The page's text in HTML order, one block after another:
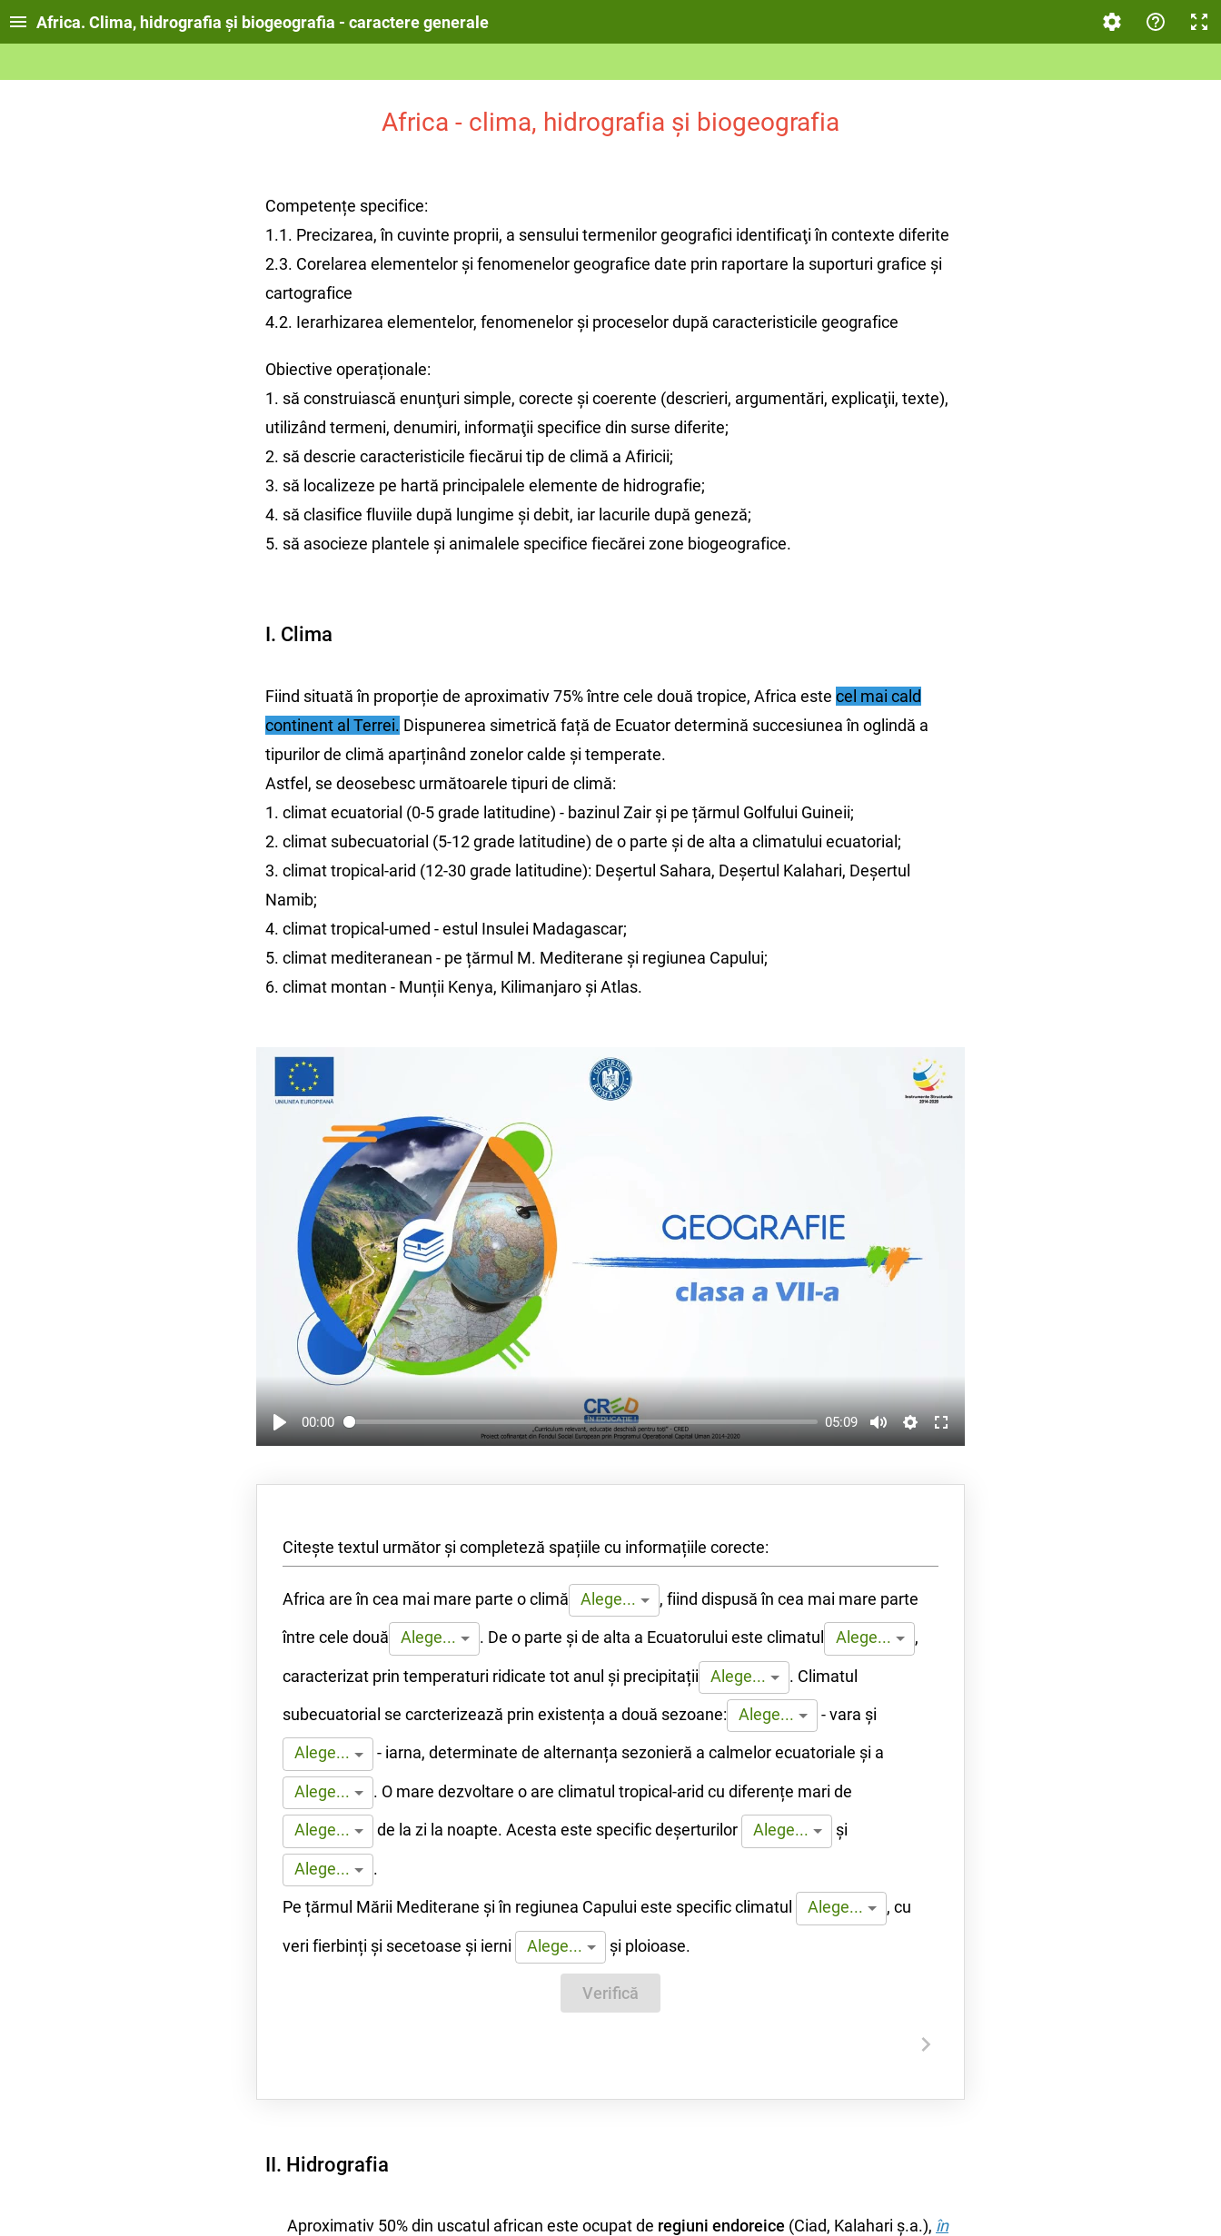
Africa. Clima, hidrografia și biogeografia - caractere generale
Africa - clima, hidrografia și biogeografia
Competențe specifice:
1.1. Precizarea, în cuvinte proprii, a sensului termenilor geografici identificaţi în contexte diferite
2.3. Corelarea elementelor şi fenomenelor geografice date prin raportare la suporturi grafice şi
cartografice
4.2. Ierarhizarea elementelor, fenomenelor şi proceselor după caracteristicile geografice
Obiective operaționale:
1. să construiască enunţuri simple, corecte şi coerente (descrieri, argumentări, explicaţii, texte),
utilizând termeni, denumiri, informaţii specifice din surse diferite;
2. să descrie caracteristicile fiecărui tip de climă a Afiricii;
3. să localizeze pe hartă principalele elemente de hidrografie;
4. să clasifice fluviile după lungime și debit, iar lacurile după geneză;
5. să asocieze plantele și animalele specifice fiecărei zone biogeografice.
I. Clima
Fiind situată în proporție de aproximativ 75% între cele două tropice, Africa este cel mai cald
continent al Terrei. Dispunerea simetrică față de Ecuator determină succesiunea în oglindă a
tipurilor de climă aparținând zonelor calde și temperate.
Astfel, se deosebesc următoarele tipuri de climă:
1. climat ecuatorial (0-5 grade latitudine) - bazinul Zair și pe țărmul Golfului Guineii;
2. climat subecuatorial (5-12 grade latitudine) de o parte și de alta a climatului ecuatorial;
3. climat tropical-arid (12-30 grade latitudine): Deșertul Sahara, Deșertul Kalahari, Deșertul
Namib;
4. climat tropical-umed - estul Insulei Madagascar;
5. climat mediteranean - pe țărmul M. Mediterane și regiunea Capului;
6. climat montan - Munții Kenya, Kilimanjaro și Atlas.
00:00 05:09
Citește textul următor și completeză spațiile cu informațiile corecte:
Africa are în cea mai mare parte o climă Alege... , fiind dispusă în cea mai mare parte
între cele două Alege... . De o parte și de alta a Ecuatorului este climatul Alege... ,
caracterizat prin temperaturi ridicate tot anul și precipitații Alege... . Climatul
subecuatorial se carcterizează prin existența a două sezoane: Alege... - vara și
Alege... - iarna, determinate de alternanța sezonieră a calmelor ecuatoriale și a
Alege... . O mare dezvoltare o are climatul tropical-arid cu diferențe mari de
Alege... de la zi la noapte. Acesta este specific deșerturilor Alege... și
Alege... .
Pe țărmul Mării Mediterane și în regiunea Capului este specific climatul Alege... , cu
veri fierbinți și secetoase și ierni Alege... și ploioase.
Verifică
II. Hidrografia
Aproximativ 50% din uscatul african este ocupat de regiuni endoreice (Ciad, Kalahari ș.a.), în